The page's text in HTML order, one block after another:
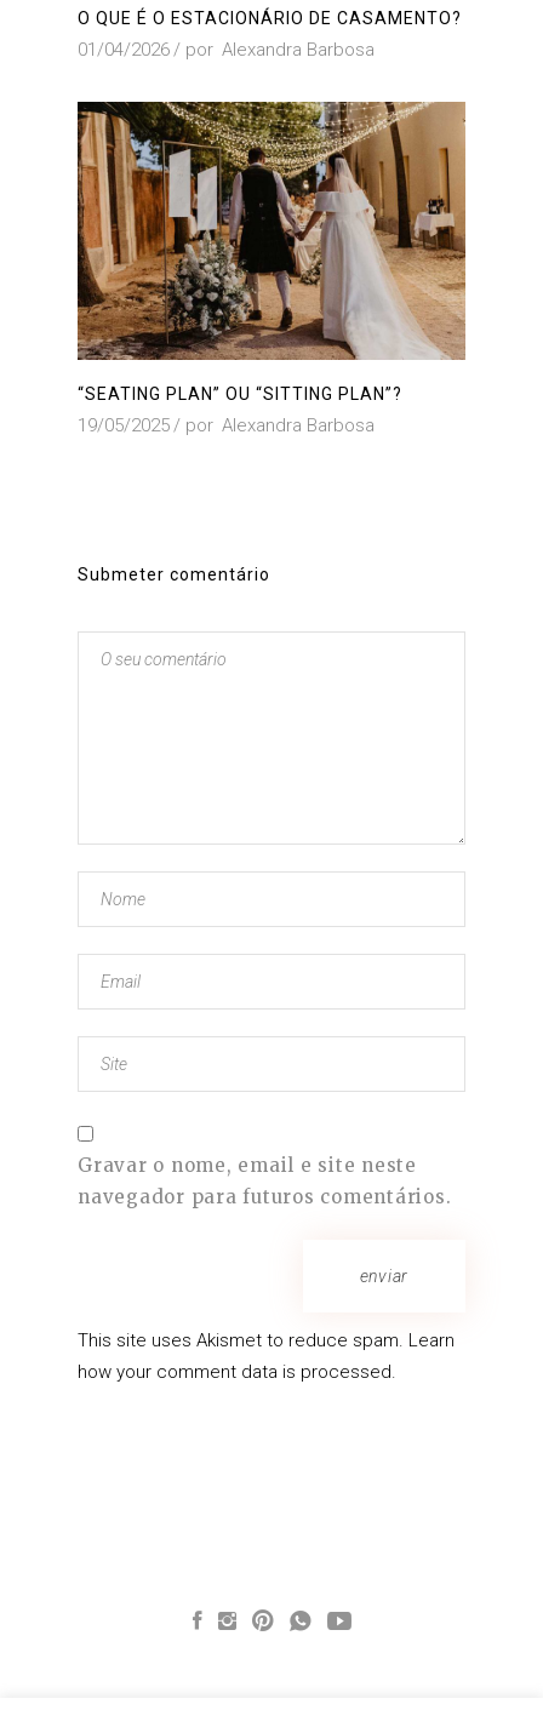
O QUE É O ESTACIONÁRIO DE CASAMENTO?
01/04/2026 por Alexandra Barbosa
“SEATING PLAN” OU “SITTING PLAN”?
19/05/2025 por Alexandra Barbosa
Submeter comentário
Gravar o nome, email e site neste
navegador para futuros comentários.
enviar
This site uses Akismet to reduce spam. Learn
how your comment data is processed.